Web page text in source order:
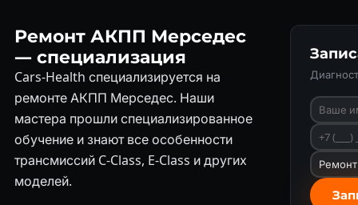
Ремонт АКПП Мерседес
— специализация
Cars-Health специализируется на
ремонте АКПП Мерседес. Наши
мастера прошли специализированное
обучение и знают все особенности
трансмиссий C-Class, E-Class и других
моделей.